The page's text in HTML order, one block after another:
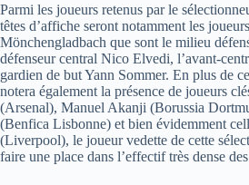
Parmi les joueurs retenus par le
têtes d’affiche seront notamment les
Mönchengladbach que sont le milieu
défenseur central Nico Elvedi, l’avant-
gardien de but Yann Sommer. En plus de
notera également la présence de joueurs
(Arsenal), Manuel Akanji (Borussia
(Benfica Lisbonne) et bien évidemment
(Liverpool), le joueur vedette de cette
faire une place dans l’effectif très dense